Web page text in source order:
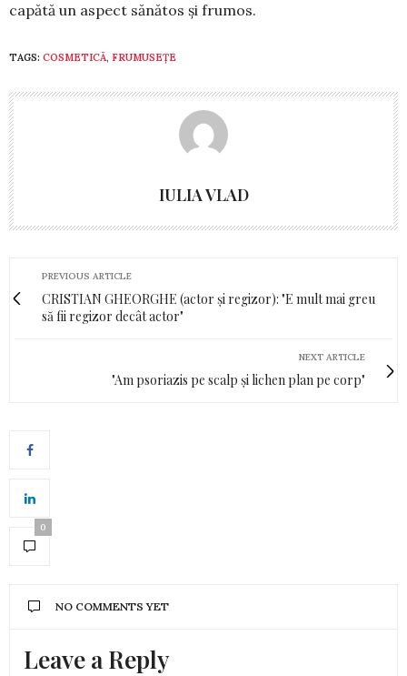
capătă un aspect să­nă­tos şi frumos.
TAGS: COSMETICĂ, FRUMUSEȚE
IULIA VLAD
PREVIOUS ARTICLE
CRISTIAN GHEORGHE (actor și regizor): "E mult mai greu
să fii regizor decât actor"
NEXT ARTICLE
"Am psoriazis pe scalp și lichen plan pe corp"
0
NO COMMENTS YET
Leave a Reply